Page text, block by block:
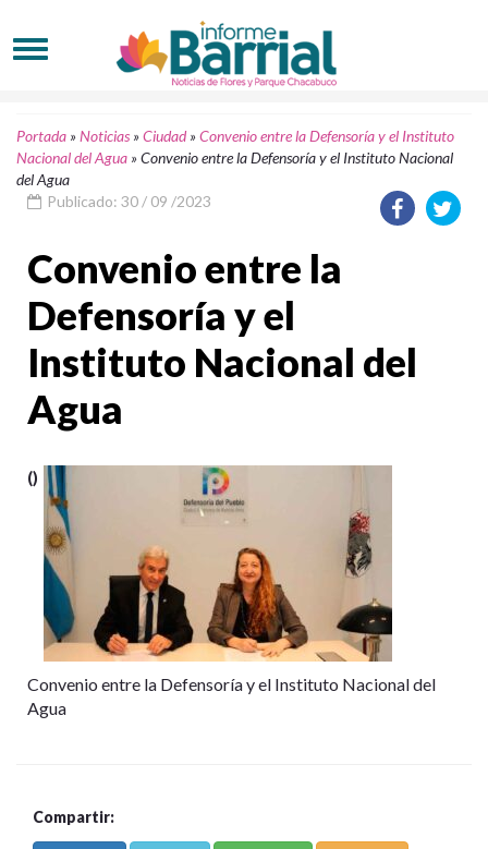
Portada »Noticias »Ciudad»Convenio entre la Defensoría y el Instituto
Nacional del Agua »Convenio entre la Defensoría y el Instituto Nacional
del Agua
Publicado: 30 / 09 /2023
Convenio entre la
Defensoría y el
Instituto Nacional del
Agua
()
Convenio entre la Defensoría y el Instituto Nacional del
Agua
Compartir: